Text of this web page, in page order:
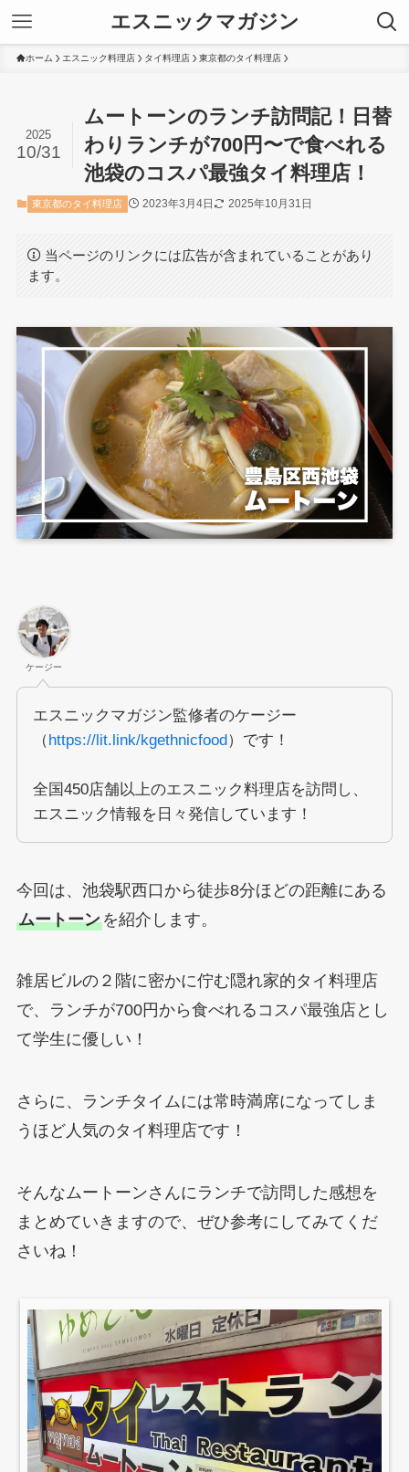
エスニックマガジン
ホーム エスニック料理店 タイ料理店 東京都のタイ料理店
ムートーンのランチ訪問記！日替
わりランチが700円〜で食べれる
池袋のコスパ最強タイ料理店！
2025
10/31
東京都のタイ料理店 2023年3月4日 2025年10月31日
当ページのリンクには広告が含まれていることがあり
ます。
ケージー
エスニックマガジン監修者のケージー
（https://lit.link/kgethnicfood）です！
全国450店舗以上のエスニック料理店を訪問し、
エスニック情報を日々発信しています！
今回は、池袋駅西口から徒歩8分ほどの距離にある
ムートーンを紹介します。
雑居ビルの２階に密かに佇む隠れ家的タイ料理店
で、ランチが700円から食べれるコスパ最強店とし
て学生に優しい！
さらに、ランチタイムには常時満席になってしま
うほど人気のタイ料理店です！
そんなムートーンさんにランチで訪問した感想を
まとめていきますので、ぜひ参考にしてみてくだ
さいね！